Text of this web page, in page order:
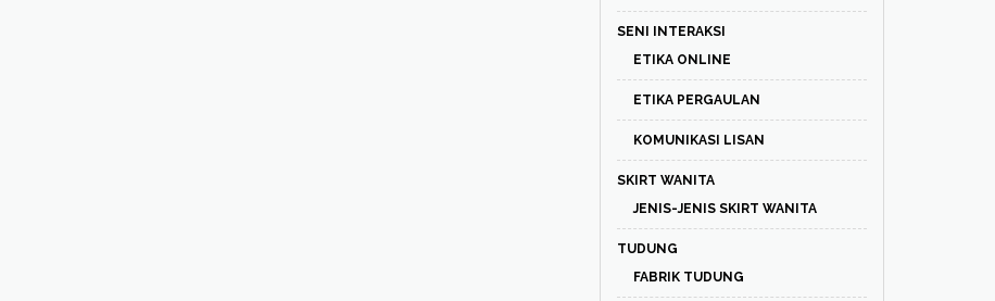
SENI INTERAKSI
ETIKA ONLINE
ETIKA PERGAULAN
KOMUNIKASI LISAN
SKIRT WANITA
JENIS-JENIS SKIRT WANITA
TUDUNG
FABRIK TUDUNG